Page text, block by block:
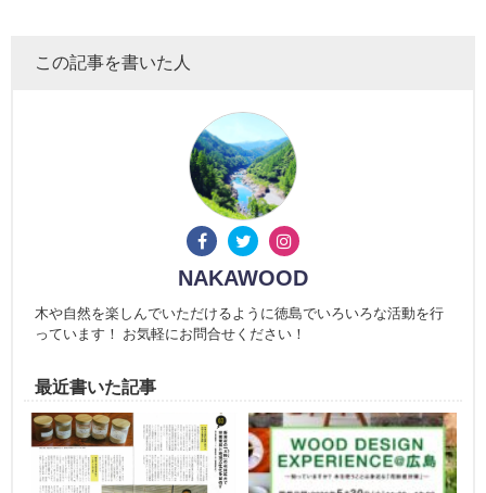
この記事を書いた人
NAKAWOOD
木や自然を楽しんでいただけるように徳島でいろいろな活動を行
っています！ お気軽にお問合せください！
最近書いた記事